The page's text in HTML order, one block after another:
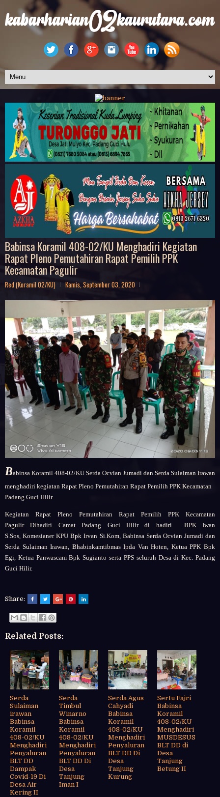
Babinsa Koramil 408-02/KU Menghadiri Kegiatan
Rapat Pleno Pemutahiran Rapat Pemilih PPK
Kecamatan Pagulir
Red (Koramil 02/KU) Kamis, September 03, 2020
Babinsa Koramil 408-02/KU Serda Ocvian Jumadi dan Serda Sulaiman Irawan
menghadiri kegiatan Rapat Pleno Pemutahiran Rapat Pemilih PPK Kecamatan
Padang Guci Hilir.
Kegiatan Rapat Pleno Pemutahiran Rapat Pemilih PPK Kecamatan
PagulirDihadiri Camat Padang Guci Hilir di hadiri BPK Iwan
S.Sos,Komesianer KPU Bpk Irvan Si.Kom, Babinsa Serda Ocvian Jumadi dan
Serda Sulaiman Irawan, Bhabinkamtibmas Ipda Van Hoten, Ketua PPK Bpk
Egi, Ketua Panwascam Bpk Sugianto serta PPSseluruh Desa di Kec. Padang
Guci Hilir.
Share:
Related Posts:
Serda
Sulaiman
irawan
Babinsa
Koramil
408-02/KU
Menghadiri
Penyaluran
BLT DD
Dampak
Covid-19 Di
Desa Air
Kering II
Serda
Timbul
Winarno
Babinsa
Koramil
408-02/KU
Menghadiri
Penyaluran
BLT DD Di
Desa
Tanjung
Iman I
Serda Agus
Cahyadi
Babinsa
Koramil
408-02/KU
Menghadiri
Penyaluran
BLT DD Di
Desa
Tanjung
Kurung
Sertu Fajri
Babinsa
Koramil
408-02/KU
Menghadiri
MUSDESUS
BLT DD di
Desa
Tanjung
Betung II